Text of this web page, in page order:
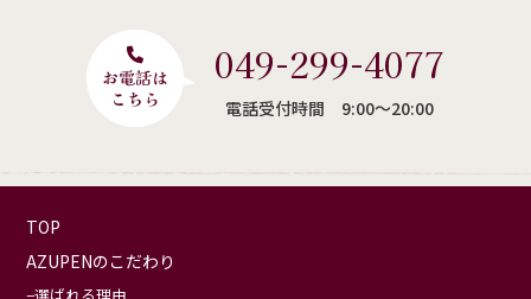
049-299-4077
電話受付時間 9:00〜20:00
TOP
AZUPENのこだわり